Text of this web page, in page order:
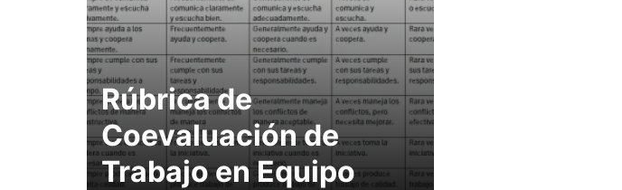
Rúbrica de
Coevaluación de
Trabajo en Equipo